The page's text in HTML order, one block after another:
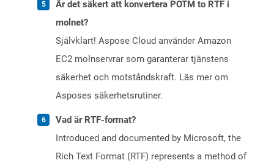
Är det säkert att konvertera POTM to RTF i
molnet?
Självklart! Aspose Cloud använder Amazon
EC2 molnservrar som garanterar tjänstens
säkerhet och motståndskraft. Läs mer om
Asposes säkerhetsrutiner.
Vad är RTF-format?
Introduced and documented by Microsoft, the
Rich Text Format (RTF) represents a method of